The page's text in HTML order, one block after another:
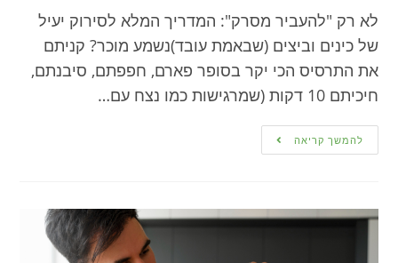
לא רק "להעביר מסרק": המדריך המלא לסירוק יעיל
של כינים וביצים (שבאמת עובד)נשמע מוכר? קניתם
את התרסיס הכי יקר בסופר פארם, חפפתם, סיבנתם,
חיכיתם 10 דקות (שמרגישות כמו נצח עם…
להמשך קריאה